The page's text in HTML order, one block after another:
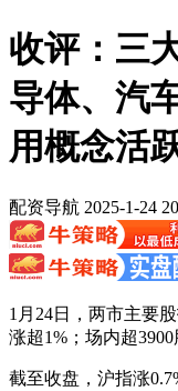
收评：三
导体、汽
用概念活
配资导航 2025-1-24
1月24日，两市主要
涨超1%；场内超3900
截至收盘，沪指涨